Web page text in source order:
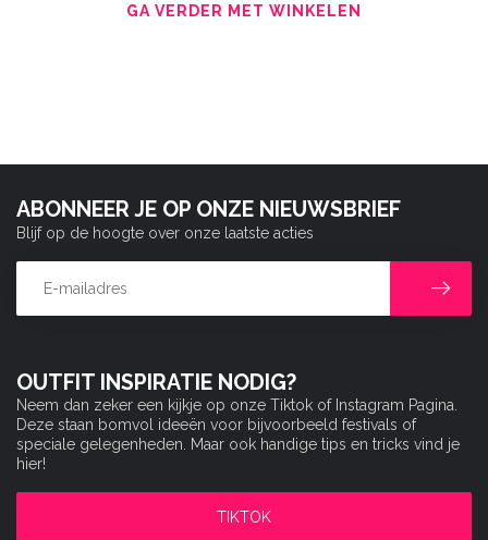
GA VERDER MET WINKELEN
OUTFIT INSPIRATIE NODIG?
Neem dan zeker een kijkje op onze Tiktok of Instagram Pagina.
Deze staan bomvol ideeën voor bijvoorbeeld festivals of
speciale gelegenheden. Maar ook handige tips en tricks vind je
hier!
TIKTOK
ABONNEER JE OP ONZE NIEUWSBRIEF
Blijf op de hoogte over onze laatste acties